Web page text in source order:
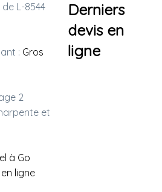
L-8544
: Gros
2
et
à Go
ligne
Derniers
devis en
ligne